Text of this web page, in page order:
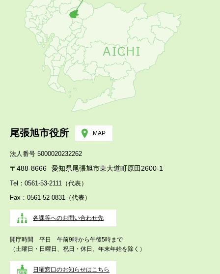
尾張旭市役所 MAP
法人番号 5000020232262
〒488-8666 愛知県尾張旭市東大道町原田2600-1
Tel：0561-53-2111（代表）
Fax：0561-52-0831（代表）
各課等へのお問い合わせ先
開庁時間 平日 午前9時から午後5時まで
（土曜日・日曜日、祝日・休日、年末年始を除く）
日曜窓口のお知らせはこちら